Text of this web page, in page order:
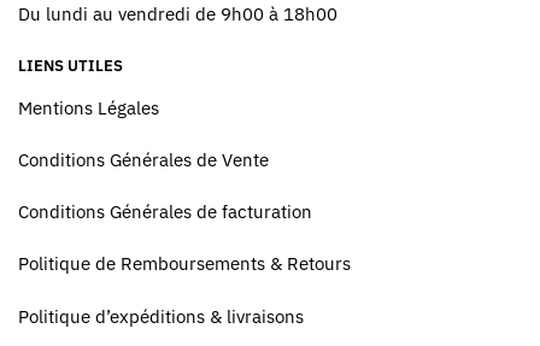
Du lundi au vendredi de 9h00 à 18h00
LIENS UTILES
Mentions Légales
Conditions Générales de Vente
Conditions Générales de facturation
Politique de Remboursements & Retours
Politique d’expéditions & livraisons